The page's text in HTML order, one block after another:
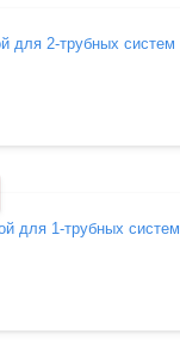
для 2-трубных систем
для 1-трубных систем